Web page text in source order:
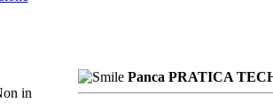
Panca PRATICA